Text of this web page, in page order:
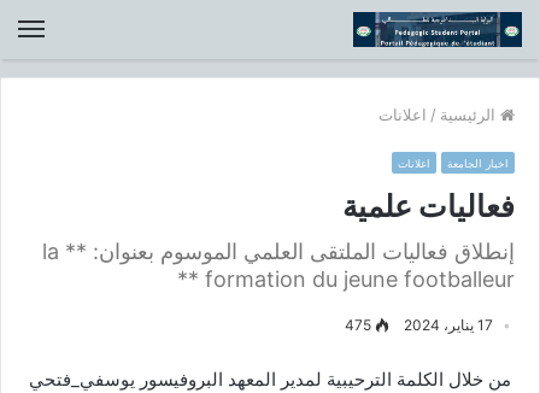
الرئيسية / اعلانات
اخبار الجامعة اعلانات
فعاليات علمية
إنطلاق فعاليات الملتقى العلمي الموسوم بعنوان: ** la
formation du jeune footballeur **
17 يناير، 2024 475
من خلال الكلمة الترحيبية لمدير المعهد البروفيسور يوسفي_فتحي